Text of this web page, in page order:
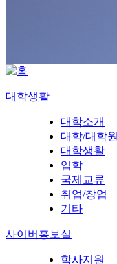
대학생활
대학소개
대학/대학원
대학생활
입학
국제교류
취업/창업
기타
사이버홍보실
학사지원